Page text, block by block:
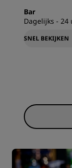
Bar
Dagelijks -
SNEL BEKIJKEN